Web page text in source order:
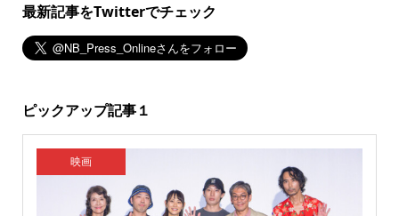
最新記事をTwitterでチェック
ピックアップ記事１
映画